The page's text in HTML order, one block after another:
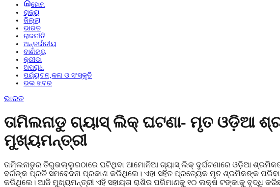
ହୋମ
ରାଜ୍ୟ
ଜିଲ୍ଲା
ଭାରତ
ରାଜନୀତି
ଅନ୍ତର୍ଜାତୀୟ
ବାଣିଜ୍ୟ
କ୍ରୀଡା
ଅପରାଧ
ପର୍ଯ୍ୟଟନ,କଳା ଓ ସଂସ୍କୃତି
ଭଲ ଖବର
ଭାରତ
ତାମିଲନାଡୁ ଗ୍ୟାସ୍ ଲିକ୍ ଘଟଣା- ମୃତ ଓଡ଼ିଆ
ମୁଖ୍ୟମନ୍ତ୍ରୀ
ତାମିଲନାଡୁର ତିରୁଭଲ୍ଲୁରଠାରେ ଘଟିଥିବା ଆମୋନିଆ ଗ୍ୟାସ୍ ଲିକ୍ ଦୁର୍ଘଟଣାରେ ଓଡ଼ିଆ
ବର୍ଗଙ୍କ ପ୍ରତି ସମବେଦନା ପ୍ରକାଶ କରିଥିଲେ। ଏହା ସହିତ ପ୍ରତ୍ୟେକ ମୃତ ଶ୍ରମିକଙ୍କ
କରିଥିଲେ। ଆଜି ମୁଖ୍ୟମନ୍ତ୍ରୀ ଏହି ସହାୟତା ରାଶିର ପରିମାଣକୁ ୧୦ ଲକ୍ଷ ଟଙ୍କାକୁ ବୃଦ୍ଧି